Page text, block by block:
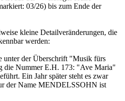
03/26) bis zum Ende der
kleine Detailveränderungen, die
werden:
unter der Überschrift "Musik fürs
die Nummer E.H. 173: "Ave Maria"
Ein Jahr später steht es zwar
der Name MENDELSSOHN ist